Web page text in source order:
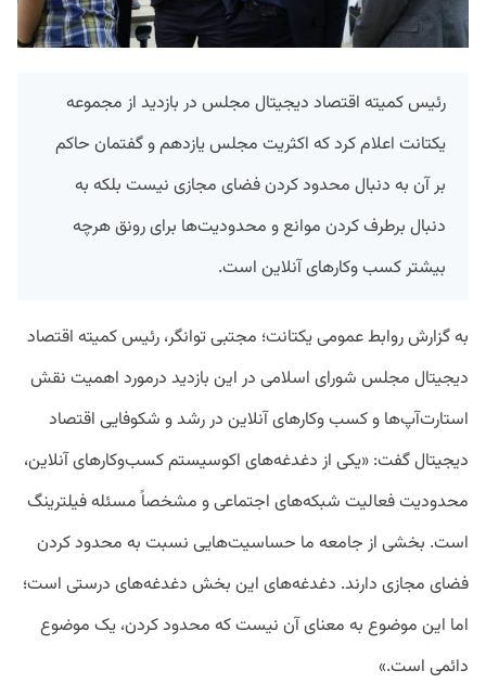
رئیس کمیته اقتصاد دیجیتال مجلس در بازدید از مجموعه
یکتانت اعلام کرد که اکثریت مجلس یازدهم و گفتمان حاکم
بر آن به دنبال محدود کردن فضای مجازی نیست بلکه به
دنبال برطرف کردن موانع و محدودیت‌ها برای رونق هرچه
بیشتر کسب وکار‌های آنلاین است.
به گزارش روابط عمومی یکتانت؛ مجتبی توانگر، رئیس کمیته اقتصاد
دیجیتال مجلس شورای اسلامی در این بازدید درمورد اهمیت نقش
استارت‌آپ‌ها و کسب و‌کار‌های آنلاین در رشد و شکوفایی اقتصاد
دیجیتال گفت: «یکی از دغدغه‌های اکوسیستم کسب‌وکار‌های آنلاین،
محدودیت فعالیت شبکه‌های اجتماعی و مشخصاً مسئله فیلترینگ
است. بخشی از جامعه ما حساسیت‌هایی نسبت به محدود کردن
فضای مجازی دارند. دغدغه‌های این بخش دغدغه‌های درستی است؛
اما این موضوع به معنای آن نیست که محدود کردن، یک موضوع
دائمی است.»